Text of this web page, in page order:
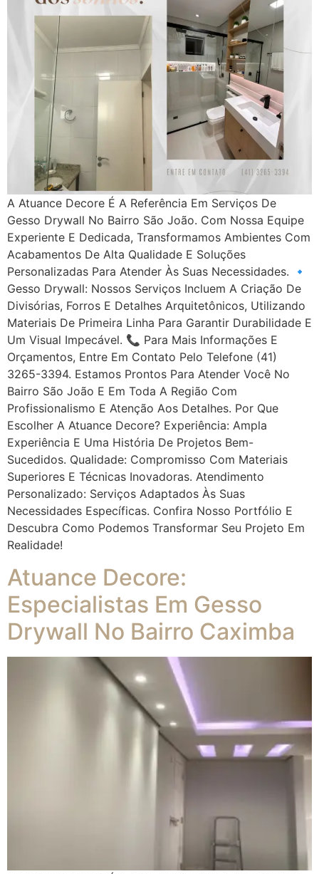
A Atuance Decore É A Referência Em Serviços De
Gesso Drywall No Bairro São João. Com Nossa Equipe
Experiente E Dedicada, Transformamos Ambientes Com
Acabamentos De Alta Qualidade E Soluções
Personalizadas Para Atender Às Suas Necessidades. 🔹
Gesso Drywall: Nossos Serviços Incluem A Criação De
Divisórias, Forros E Detalhes Arquitetônicos, Utilizando
Materiais De Primeira Linha Para Garantir Durabilidade E
Um Visual Impecável. 📞 Para Mais Informações E
Orçamentos, Entre Em Contato Pelo Telefone (41)
3265-3394. Estamos Prontos Para Atender Você No
Bairro São João E Em Toda A Região Com
Profissionalismo E Atenção Aos Detalhes. Por Que
Escolher A Atuance Decore? Experiência: Ampla
Experiência E Uma História De Projetos Bem-
Sucedidos. Qualidade: Compromisso Com Materiais
Superiores E Técnicas Inovadoras. Atendimento
Personalizado: Serviços Adaptados Às Suas
Necessidades Específicas. Confira Nosso Portfólio E
Descubra Como Podemos Transformar Seu Projeto Em
Realidade!
Atuance Decore:
Especialistas Em Gesso
Drywall No Bairro Caximba